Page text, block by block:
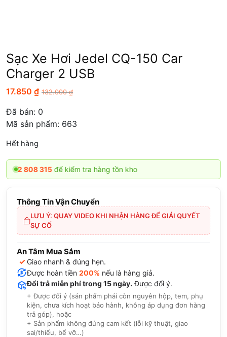
Sạc Xe Hơi Jedel CQ-150 Car
Charger 2 USB
17.850 ₫ 132.000₫
Đã bán: 0
Mã sản phẩm: 663
Hết hàng
315 để kiểm tra hàng tồn kho
Thông Tin Vận Chuyển
LƯU Ý: QUAY VIDEO KHI NHẬN HÀNG ĐỂ GIẢI QUYẾT
SỰ CỐ
An Tâm Mua Sắm
✓ Giao nhanh & đúng hẹn.
Được hoàn tiền 200% nếu là hàng giả.
Đổi trả miễn phí trong 15 ngày. Được đổi ý.
+ Được đổi ý (sản phẩm phải còn nguyên hộp, tem, phụ
kiện, chưa kích hoạt bảo hành, không áp dụng đơn hàng
trả góp), hoặc
+ Sản phẩm không đúng cam kết (lỗi kỹ thuật, giao
sai/thiếu, bể vỡ…)